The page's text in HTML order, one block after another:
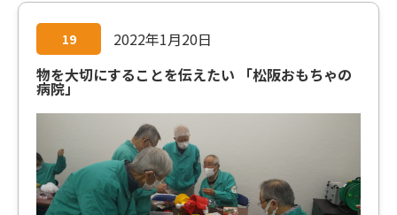
19
2022年1月20日
物を大切にすることを伝えたい 「松阪おもちゃの
病院」